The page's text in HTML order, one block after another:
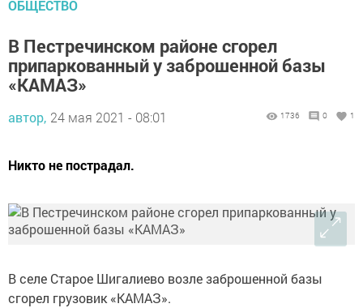
ОБЩЕСТВО
В Пестречинском районе сгорел
припаркованный у заброшенной базы
«КАМАЗ»
автор, 24 мая 2021 - 08:01 1736 0 1
Никто не пострадал.
В селе Старое Шигалиево возле заброшенной базы
сгорел грузовик «КАМАЗ».